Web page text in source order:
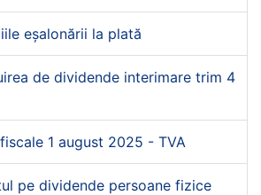
eșalonării la plată
de dividende interimare trim 4
1 august 2025 - TVA
pe dividende persoane fizice